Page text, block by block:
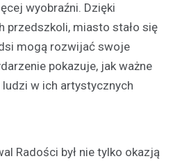
wyobraźni. Dzięki
przedszkoli, miasto stało się
mogą rozwijać swoje
pokazuje, jak ważne
w ich artystycznych
Radości był nie tylko okazją